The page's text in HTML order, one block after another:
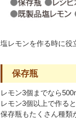
塩レモンを作る時に役
保存瓶
レモン3個までなら
レモン3個以上で作る
保存瓶もたくさん種類